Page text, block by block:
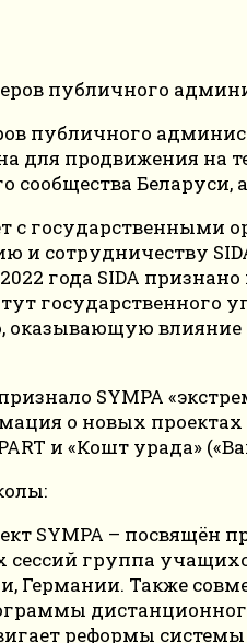
публичного
для продвижения на
сообщества
с
и сотрудничеству
года SIDA
государственного
влияние
SYMPA
о новых проектах
и «Кошт урада»
SYMPA –
сессий группа
Германии. Также
реформы